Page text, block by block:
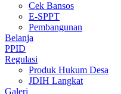
Cek Bansos
E-SPPT
Pembangunan
Belanja
PPID
Regulasi
Produk Hukum Desa
JDIH Langkat
Galeri